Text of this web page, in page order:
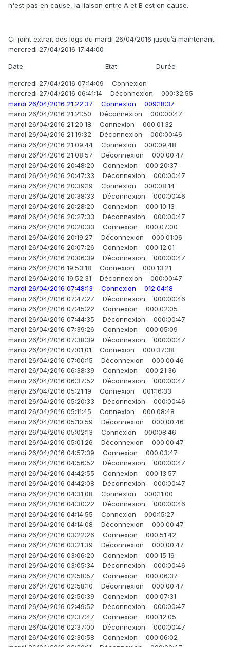
n'est pas en cause, la liaison entre A et B est en cause.
Ci-joint extrait des logs du mardi 26/04/2016 jusqu’à maintenant
mercredi 27/04/2016 17:44:00
Date Etat Durée
mercredi 27/04/2016 07:14:09 Connexion
mercredi 27/04/2016 06:41:14 Déconnexion 000:32:55
mardi 26/04/2016 21:22:37 Connexion 009:18:37
mardi 26/04/2016 21:21:50 Déconnexion 000:00:47
mardi 26/04/2016 21:20:18 Connexion 000:01:32
mardi 26/04/2016 21:19:32 Déconnexion 000:00:46
mardi 26/04/2016 21:09:44 Connexion 000:09:48
mardi 26/04/2016 21:08:57 Déconnexion 000:00:47
mardi 26/04/2016 20:48:20 Connexion 000:20:37
mardi 26/04/2016 20:47:33 Déconnexion 000:00:47
mardi 26/04/2016 20:39:19 Connexion 000:08:14
mardi 26/04/2016 20:38:33 Déconnexion 000:00:46
mardi 26/04/2016 20:28:20 Connexion 000:10:13
mardi 26/04/2016 20:27:33 Déconnexion 000:00:47
mardi 26/04/2016 20:20:33 Connexion 000:07:00
mardi 26/04/2016 20:19:27 Déconnexion 000:01:06
mardi 26/04/2016 20:07:26 Connexion 000:12:01
mardi 26/04/2016 20:06:39 Déconnexion 000:00:47
mardi 26/04/2016 19:53:18 Connexion 000:13:21
mardi 26/04/2016 19:52:31 Déconnexion 000:00:47
mardi 26/04/2016 07:48:13 Connexion 012:04:18
mardi 26/04/2016 07:47:27 Déconnexion 000:00:46
mardi 26/04/2016 07:45:22 Connexion 000:02:05
mardi 26/04/2016 07:44:35 Déconnexion 000:00:47
mardi 26/04/2016 07:39:26 Connexion 000:05:09
mardi 26/04/2016 07:38:39 Déconnexion 000:00:47
mardi 26/04/2016 07:01:01 Connexion 000:37:38
mardi 26/04/2016 07:00:15 Déconnexion 000:00:46
mardi 26/04/2016 06:38:39 Connexion 000:21:36
mardi 26/04/2016 06:37:52 Déconnexion 000:00:47
mardi 26/04/2016 05:21:19 Connexion 001:16:33
mardi 26/04/2016 05:20:33 Déconnexion 000:00:46
mardi 26/04/2016 05:11:45 Connexion 000:08:48
mardi 26/04/2016 05:10:59 Déconnexion 000:00:46
mardi 26/04/2016 05:02:13 Connexion 000:08:46
mardi 26/04/2016 05:01:26 Déconnexion 000:00:47
mardi 26/04/2016 04:57:39 Connexion 000:03:47
mardi 26/04/2016 04:56:52 Déconnexion 000:00:47
mardi 26/04/2016 04:42:55 Connexion 000:13:57
mardi 26/04/2016 04:42:08 Déconnexion 000:00:47
mardi 26/04/2016 04:31:08 Connexion 000:11:00
mardi 26/04/2016 04:30:22 Déconnexion 000:00:46
mardi 26/04/2016 04:14:55 Connexion 000:15:27
mardi 26/04/2016 04:14:08 Déconnexion 000:00:47
mardi 26/04/2016 03:22:26 Connexion 000:51:42
mardi 26/04/2016 03:21:39 Déconnexion 000:00:47
mardi 26/04/2016 03:06:20 Connexion 000:15:19
mardi 26/04/2016 03:05:34 Déconnexion 000:00:46
mardi 26/04/2016 02:58:57 Connexion 000:06:37
mardi 26/04/2016 02:58:10 Déconnexion 000:00:47
mardi 26/04/2016 02:50:39 Connexion 000:07:31
mardi 26/04/2016 02:49:52 Déconnexion 000:00:47
mardi 26/04/2016 02:37:47 Connexion 000:12:05
mardi 26/04/2016 02:37:00 Déconnexion 000:00:47
mardi 26/04/2016 02:30:58 Connexion 000:06:02